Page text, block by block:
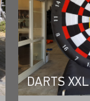
DARTS